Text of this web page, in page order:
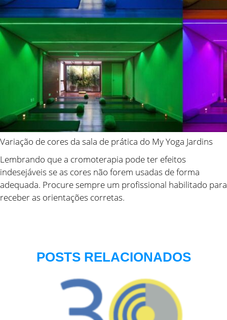
Variação de cores da sala de prática do My Yoga Jardins
Lembrando que a cromoterapia pode ter efeitos
indesejáveis se as cores não forem usadas de forma
adequada. Procure sempre um profissional habilitado para
receber as orientações corretas.
POSTS RELACIONADOS